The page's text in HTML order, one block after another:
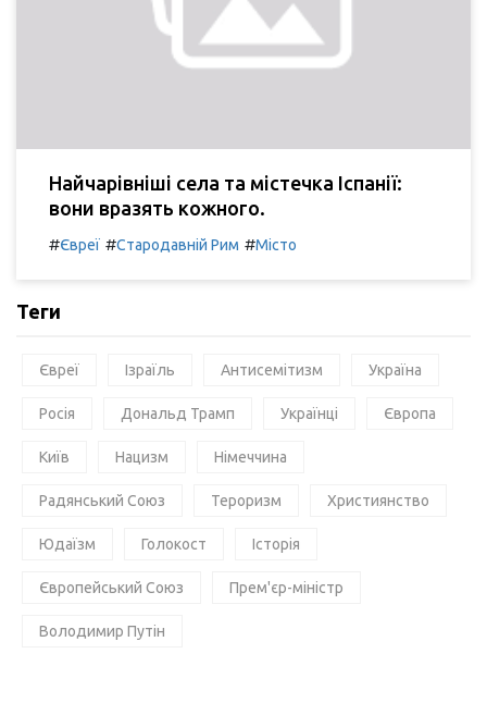
Найчарівніші села та містечка Іспанії:
вони вразять кожного.
#Євреї #Стародавній Рим #Місто
Теги
Євреї Ізраїль Антисемітизм Україна
Росія Дональд Трамп Українці Європа
Київ Нацизм Німеччина
Радянський Союз Тероризм Християнство
Юдаїзм Голокост Історія
Європейський Союз Прем'єр-міністр
Володимир Путін